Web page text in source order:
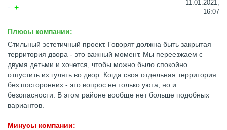
11.01.2021,
16:07
Плюсы компании:
Стильный эстетичный проект. Говорят должна быть закрытая
территория двора - это важный момент. Мы переезжаем с
двумя детьми и хочется, чтобы можно было спокойно
отпустить их гулять во двор. Когда своя отдельная территория
без посторонних - это вопрос не только уюта, но и
безопасности. В этом районе вообще нет больше подобных
вариантов.
Минусы компании: